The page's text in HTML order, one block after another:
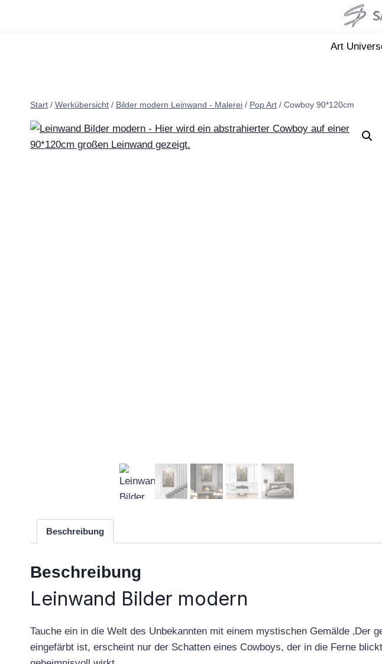
Art
Start / Werkübersicht / Bilder modern Leinwand - Malerei / Pop Art / Cowboy 90*120cm
Beschreibung
Beschreibung
Leinwand Bilder modern
Tauche ein in die Welt des Unbekannten mit einem mystischen Gemälde ‚Der
eingefärbt ist, erscheint nur der Schatten eines Cowboys, der in die Ferne